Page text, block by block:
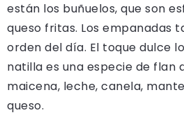
están los buñuelos, que son
queso fritas. Los empanadas
orden del día. El toque dulce
natilla es una especie de flan
maicena, leche, canela,
queso.